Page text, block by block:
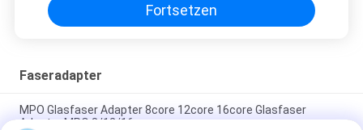
Fortsetzen
Faseradapter
MPO Glasfaser Adapter 8core 12core 16core Glasfaser
Adapter MPO 8/12/16core